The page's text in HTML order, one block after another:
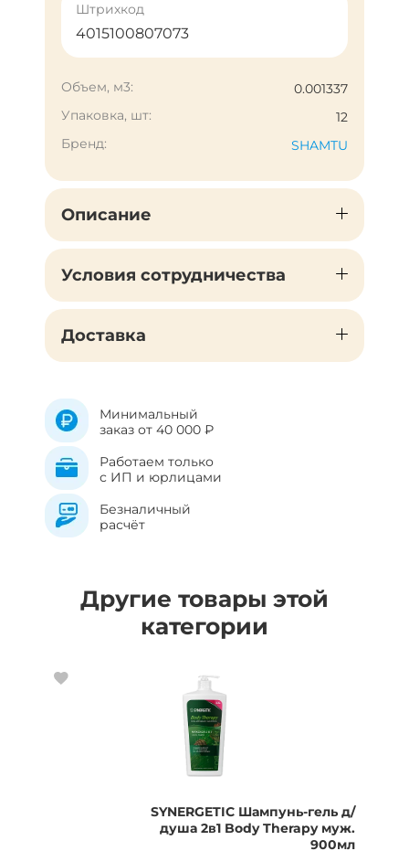
Штрихкод
4015100807073
Объем, м3:
0.001337
Упаковка, шт:
12
Бренд:
SHAMTU
Описание
Условия сотрудничества
Доставка
Минимальный
заказ от 40 000 ₽
Работаем только
с ИП и юрлицами
Безналичный
расчёт
Другие товары этой
категории
SYNERGETIC Шампунь-гель д/
душа 2в1 Body Therapy муж.
900мл